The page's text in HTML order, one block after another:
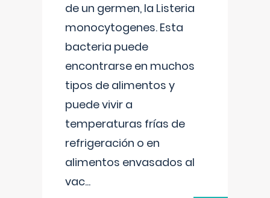
de un germen, la Listeria
monocytogenes. Esta
bacteria puede
encontrarse en muchos
tipos de alimentos y
puede vivir a
temperaturas frías de
refrigeración o en
alimentos envasados al
vac...